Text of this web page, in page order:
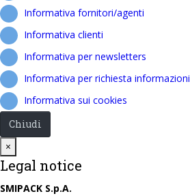
Informativa fornitori/agenti
Informativa clienti
Informativa per newsletters
Informativa per richiesta informazioni
Informativa sui cookies
Chiudi
×
Legal notice
SMIPACK S.p.A.